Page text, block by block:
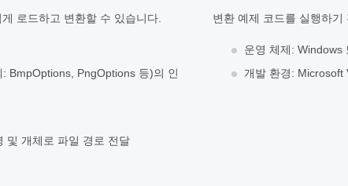
로드하고 변환할 수 있습니다.
BmpOptions, PngOptions 등)의 인
및 개체로 파일 경로 전달
변환 예제 코드를 실행하기
운영 체제: Windows
개발 환경: Microsoft